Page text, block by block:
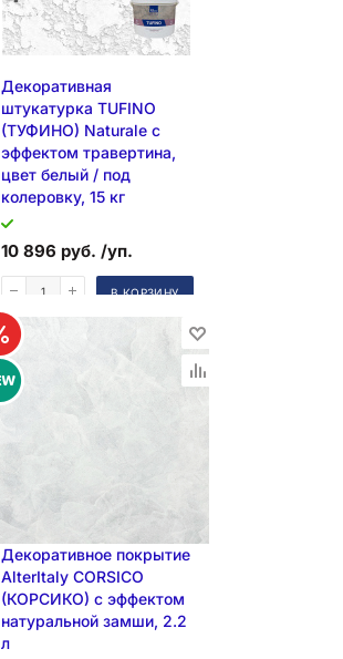
Декоративная
штукатурка TUFINO
(ТУФИНО) Naturale с
эффектом травертина,
цвет белый / под
колеровку, 15 кг
10 896 руб. /уп.
В КОРЗИНУ
Декоративное покрытие
AlterItaly CORSICO
(КОРСИКО) с эффектом
натуральной замши, 2.2
л